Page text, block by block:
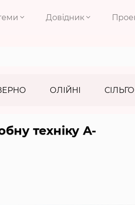
Довідник
ОЛІЙНІ
техніку А-